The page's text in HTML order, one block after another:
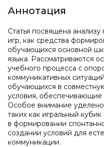
Аннотация
Статья посвящена
игр, как средства
обучающихся основной
языка. Рассматриваются
учебного процесса с
коммуникативных
обучающихся в
условия, обеспечивающие
Особое внимание
таких как игральный
в формировании
создании условий для
коммуникации.